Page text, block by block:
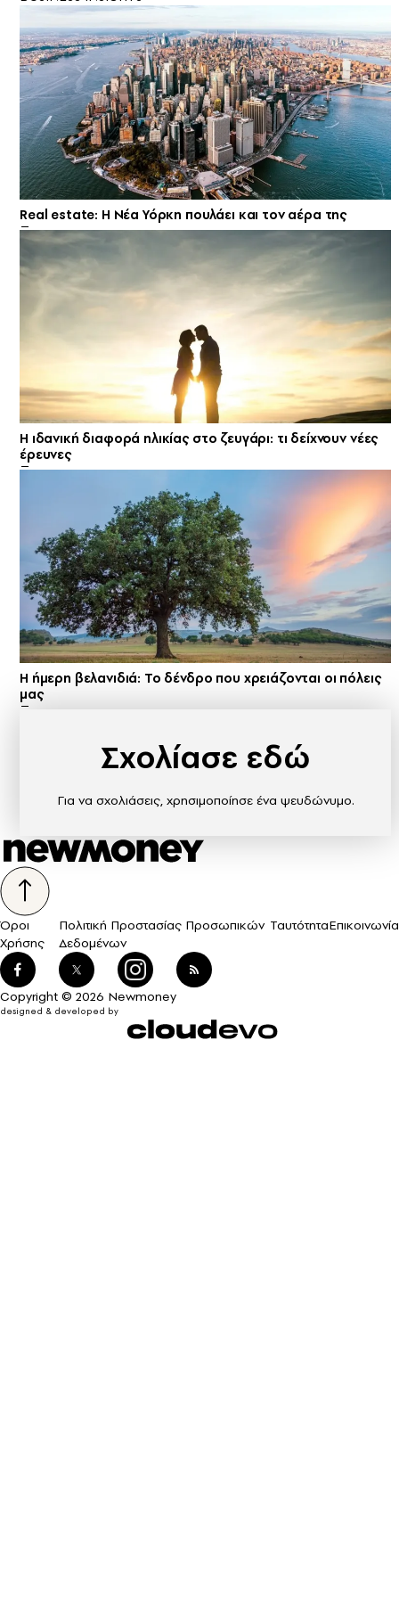
Real estate: H Νέα Υόρκη πουλάει και τον αέρα της
Η ιδανική διαφορά ηλικίας στο ζευγάρι: τι δείχνουν νέες
έρευνες
Η ήμερη βελανιδιά: Το δένδρο που χρειάζονται οι πόλεις
μας
Σχολίασε εδώ
Για να σχολιάσεις, χρησιμοποίησε ένα ψευδώνυμο.
Όροι
Χρήσης
Πολιτική Προστασίας Προσωπικών
Δεδομένων
ΤαυτότηταΕπικοινωνία
Copyright © 2026 Newmoney
designed & developed by